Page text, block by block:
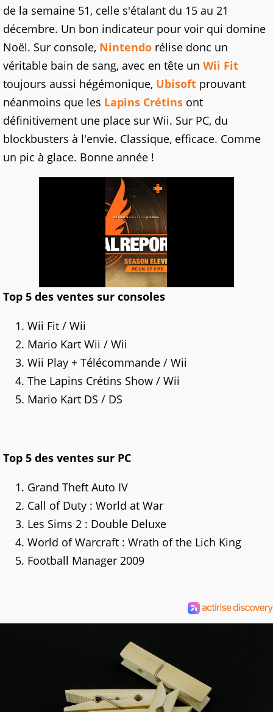
de la semaine 51, celle s'étalant du 15 au 21
décembre. Un bon indicateur pour voir qui domine
Noël. Sur console, Nintendo rélise donc un
véritable bain de sang, avec en tête un Wii Fit
toujours aussi hégémonique, Ubisoft prouvant
néanmoins que les Lapins Crétins ont
définitivement une place sur Wii. Sur PC, du
blockbusters à l'envie. Classique, efficace. Comme
un pic à glace. Bonne année !
Top 5 des ventes sur consoles
Wii Fit / Wii
Mario Kart Wii / Wii
Wii Play + Télécommande / Wii
The Lapins Crétins Show / Wii
Mario Kart DS / DS
Top 5 des ventes sur PC
Grand Theft Auto IV
Call of Duty : World at War
Les Sims 2 : Double Deluxe
World of Warcraft : Wrath of the Lich King
Football Manager 2009